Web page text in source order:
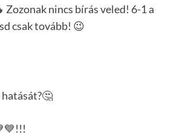
nincs bírás veled! 6-1 a
csak tovább! 😉